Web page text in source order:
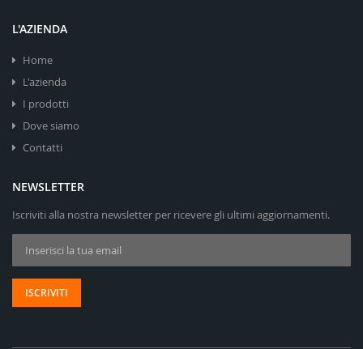
L'AZIENDA
Home
L'azienda
I prodotti
Dove siamo
Contatti
NEWSLETTER
Iscriviti alla nostra newsletter per ricevere gli ultimi aggiornamenti.
Iscriviti alla nostra Newsletter:
ISCRIVITI